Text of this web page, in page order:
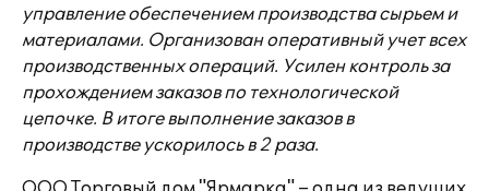
управление обеспечением производства сырьем и
материалами. Организован оперативный учет всех
производственных операций. Усилен контроль за
прохождением заказов по технологической
цепочке. В итоге выполнение заказов в
производстве ускорилось в 2 раза.